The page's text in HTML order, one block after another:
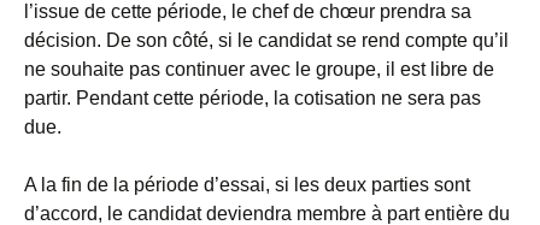
l’issue de cette période, le chef de chœur prendra sa
décision. De son côté, si le candidat se rend compte qu’il
ne souhaite pas continuer avec le groupe, il est libre de
partir. Pendant cette période, la cotisation ne sera pas
due.
A la fin de la période d’essai, si les deux parties sont
d’accord, le candidat deviendra membre à part entière du